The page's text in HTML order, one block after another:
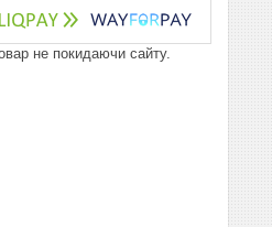
не покидаючи сайту.